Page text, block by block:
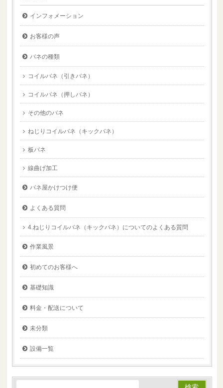
インフォメーション
お客様の声
バネの種類
コイルバネ（引きバネ）
コイルバネ（押しバネ）
その他のバネ
ねじりコイルバネ（キックバネ）
板バネ
線曲げ加工
バネ屋かけつけ便
よくある質問
4.ねじりコイルバネ（キックバネ）についてのよくある質問
作業風景
初めてのお客様へ
基礎知識
料金・配送について
未分類
設備一覧